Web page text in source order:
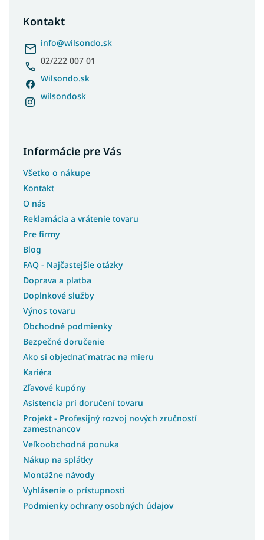
Kontakt
info@wilsondo.sk
02/222 007 01
Wilsondo.sk
wilsondosk
Informácie pre Vás
Všetko o nákupe
Kontakt
O nás
Reklamácia a vrátenie tovaru
Pre firmy
Blog
FAQ - Najčastejšie otázky
Doprava a platba
Doplnkové služby
Výnos tovaru
Obchodné podmienky
Bezpečné doručenie
Ako si objednať matrac na mieru
Kariéra
Zľavové kupóny
Asistencia pri doručení tovaru
Projekt - Profesijný rozvoj nových zručností
zamestnancov
Veľkoobchodná ponuka
Nákup na splátky
Montážne návody
Vyhlásenie o prístupnosti
Podmienky ochrany osobných údajov